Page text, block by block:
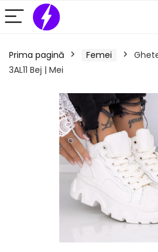
Prima pagină Femei
3AL11 Bej | Mei